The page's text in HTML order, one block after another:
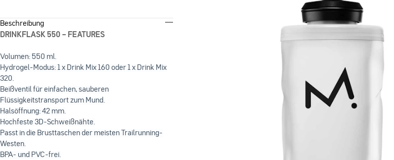
Beschreibung
DRINKFLASK 550 – FEATURES
Volumen: 550 ml.
Hydrogel-Modus: 1 x Drink Mix 160 oder 1 x Drink Mix
320.
Beißventil für einfachen, sauberen
Flüssigkeitstransport zum Mund.
Halsöffnung: 42 mm.
Hochfeste 3D-Schweißnähte.
Passt in die Brusttaschen der meisten Trailrunning-
Westen.
BPA- und PVC-frei.